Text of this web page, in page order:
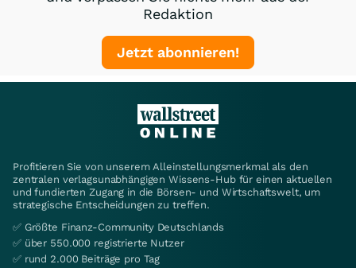
Redaktion
Jetzt abonnieren!
Profitieren Sie von unserem Alleinstellungsmerkmal als den
zentralen verlagsunabhängigen Wissens-Hub für einen aktuellen
und fundierten Zugang in die Börsen- und Wirtschaftswelt, um
strategische Entscheidungen zu treffen.
✅ Größte Finanz-Community Deutschlands
✅ über 550.000 registrierte Nutzer
✅ rund 2.000 Beiträge pro Tag